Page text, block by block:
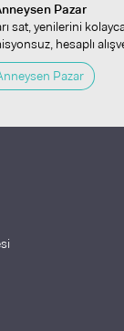
Pazar
sat, yenilerini
hesaplı
Pazar